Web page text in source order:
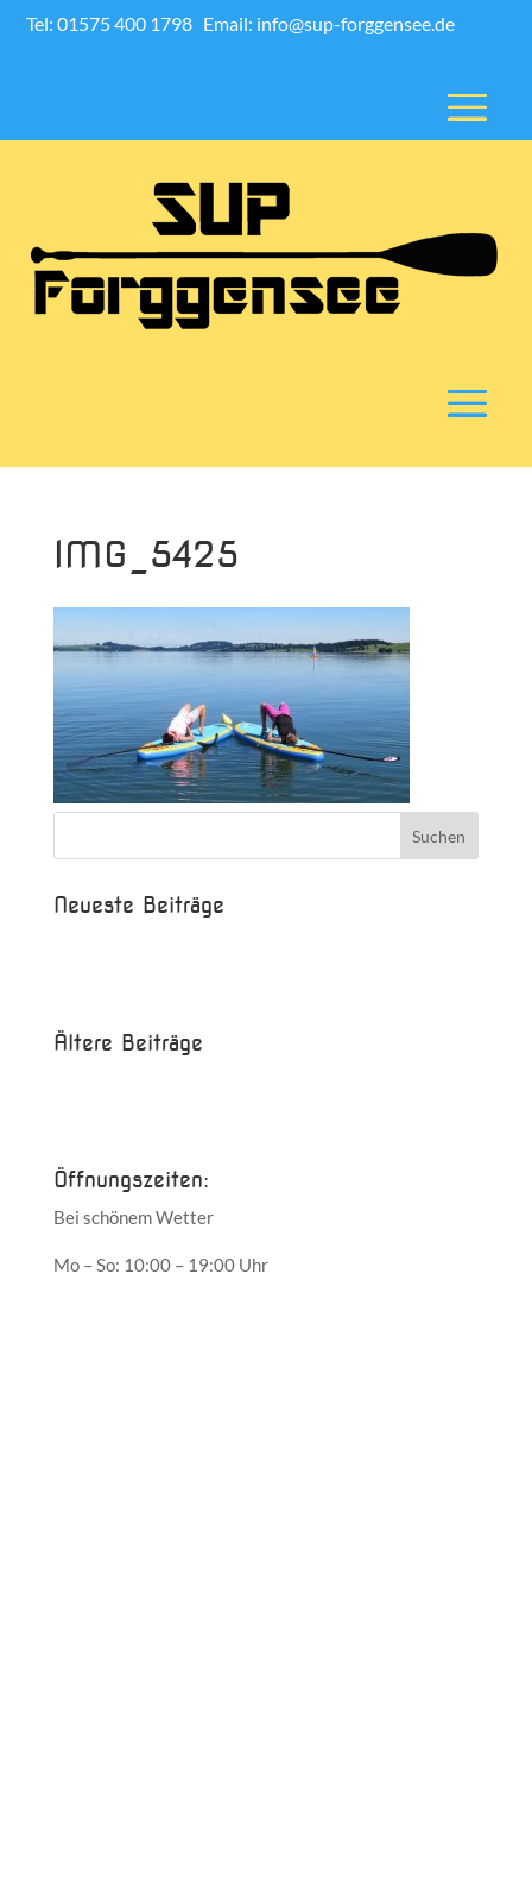
Tel: 01575 400 1798 Email: info@sup-forggensee.de
IMG_5425
Neueste Beiträge
Ältere Beiträge
Öffnungszeiten:
Bei schönem Wetter
Mo – So: 10:00 – 19:00 Uhr